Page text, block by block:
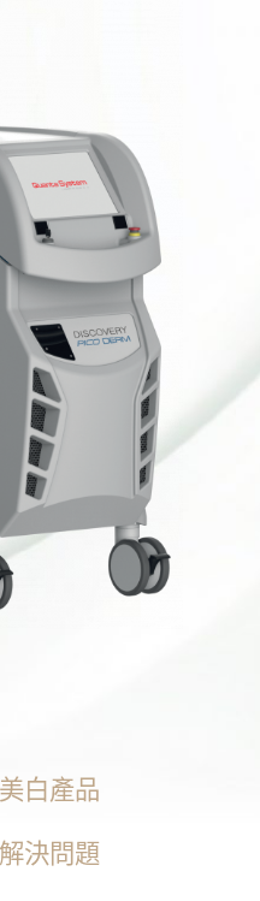
白產品
決問題